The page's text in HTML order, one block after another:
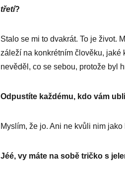
třetí?
Stalo se mi to dvakrát. To je život.
záleží na konkrétním člověku, jaké
nevěděl, co se ­sebou, protože byl
Odpustíte každému, kdo vám
Myslím, že jo. Ani ne kvůli nim
Jéé, vy máte na sobě tričko s